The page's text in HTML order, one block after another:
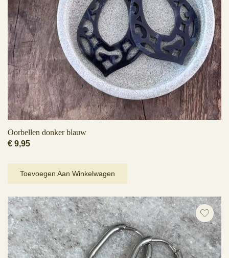
Oorbellen donker blauw
€ 9,95
Toevoegen Aan Winkelwagen